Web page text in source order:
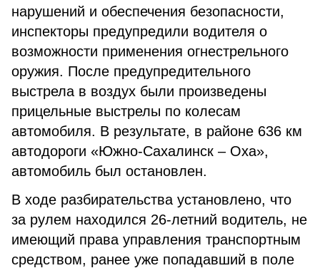
нарушений и обеспечения безопасности,
инспекторы предупредили водителя о
возможности применения огнестрельного
оружия. После предупредительного
выстрела в воздух были произведены
прицельные выстрелы по колесам
автомобиля. В результате, в районе 636 км
автодороги «Южно-Сахалинск – Оха»,
автомобиль был остановлен.
В ходе разбирательства установлено, что
за рулем находился 26-летний водитель, не
имеющий права управления транспортным
средством, ранее уже попадавший в поле